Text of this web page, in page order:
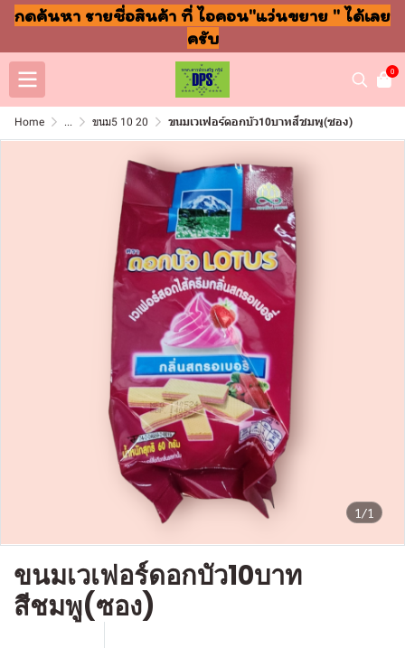
กดค้นหา รายชื่อสินค้า ที่ ไอคอน"แว่นขยาย " ได้เลย
ครับ
0
Home ... ขนม5 10 20 ขนมเวเฟอร์ดอกบัว10บาทสีชมพู(ซอง)
1/1
ขนมเวเฟอร์ดอกบัว10บาท
สีชมพู(ซอง)